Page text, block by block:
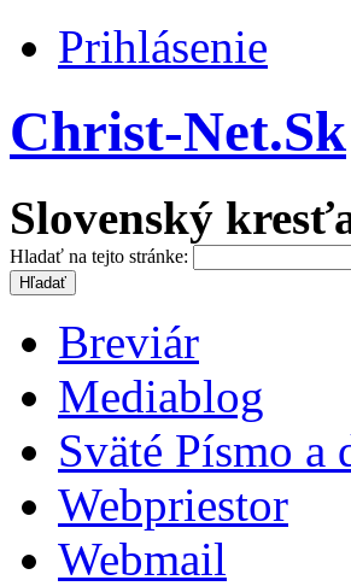
Prihlásenie
Christ-Net.Sk
Slovenský
Hladať na tejto stránke:
Breviár
Mediablog
Sväté Písmo a
Webpriestor
Webmail